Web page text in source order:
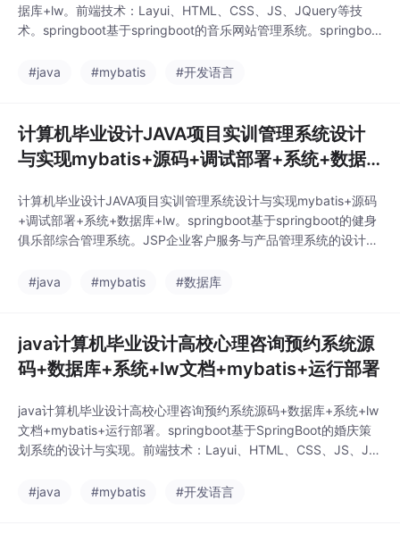
据库+lw。前端技术：Layui、HTML、CSS、JS、JQuery等技
术。springboot基于springboot的音乐网站管理系统。springboo
鞋销售系统。springboot医院临床管理系统。springboot共享汽车
#java #mybatis #开发语言
计算机毕业设计JAVA项目实训管理系统设计
与实现mybatis+源码+调试部署+系统+数据
计算机毕业设计JAVA项目实训管理系统设计与实现mybatis+源码
+调试部署+系统+数据库+lw。springboot基于springboot的健身
俱乐部综合管理系统。JSP企业客户服务与产品管理系统的设计和
erver。springboot基于Springboot校园招聘系统。基于jsp的中老
#java #mybatis #数据库
java计算机毕业设计高校心理咨询预约系统源
码+数据库+系统+lw文档+mybatis+运行部署
java计算机毕业设计高校心理咨询预约系统源码+数据库+系统+lw
文档+mybatis+运行部署。springboot基于SpringBoot的婚庆策
划系统的设计与实现。前端技术：Layui、HTML、CSS、JS、JQ
oot基于微信小程序的二手商城。springboot衣橱系统的设计与实
#java #mybatis #开发语言